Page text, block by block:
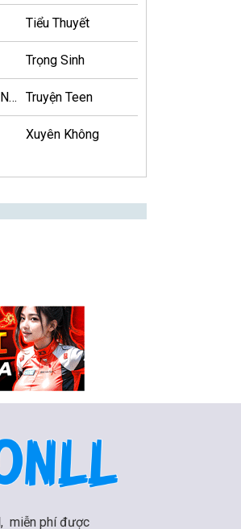
Tiểu Thuyết
Trọng Sinh
Truyện Mới Cập Nhật Truyện Teen
Xuyên Không
, miễn phí được